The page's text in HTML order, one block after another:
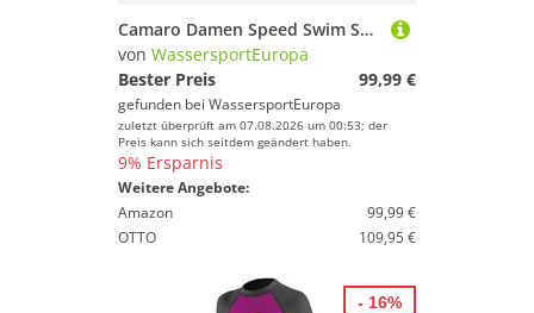
Camaro Damen Speed Swim Shorty Triathlon Neoprenanzug
von WassersportEuropa
Bester Preis
99,99 €
gefunden bei WassersportEuropa
zuletzt überprüft am 07.08.2026 um 00:53; der
Preis kann sich seitdem geändert haben.
9% Ersparnis
Weitere Angebote:
Amazon
99,99 €
OTTO
109,95 €
- 16%